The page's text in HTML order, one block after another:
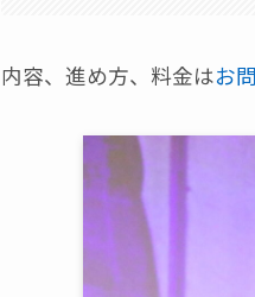
内容、進め方、料金はお